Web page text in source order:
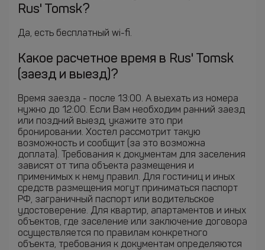
Rus' Tomsk?
Да, есть бесплатный wi-fi.
Какое расчетное время в Rus' Tomsk
(заезд и выезд)?
Время заезда - после 13:00. А выехать из номера
нужно до 12:00. Если Вам необходим ранний заезд
или поздний выезд, укажите это при
бронировании. Хостел рассмотрит такую
возможность и сообщит (за это возможна
доплата). Требования к документам для заселения
зависят от типа объекта размещения и
применимых к нему правил. Для гостиниц и иных
средств размещения могут приниматься паспорт
РФ, заграничный паспорт или водительское
удостоверение. Для квартир, апартаментов и иных
объектов, где заселение или заключение договора
осуществляется по правилам конкретного
объекта, требования к документам определяются